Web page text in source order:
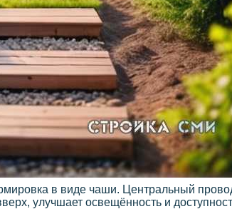
в виде чаши. Центральный
улучшает освещённость и